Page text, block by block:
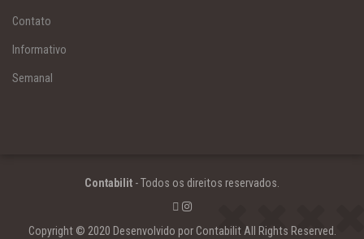
Contato
Informativo
Semanal
Contabilit - Todos os direitos reservados.
Copyright © 2020 Desenvolvido por Contabilit All Rights Reserved.